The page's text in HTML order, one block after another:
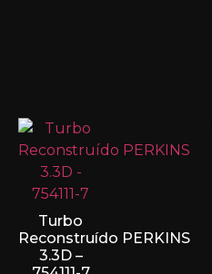
Turbo
Reconstruído PERKINS
3.3D –